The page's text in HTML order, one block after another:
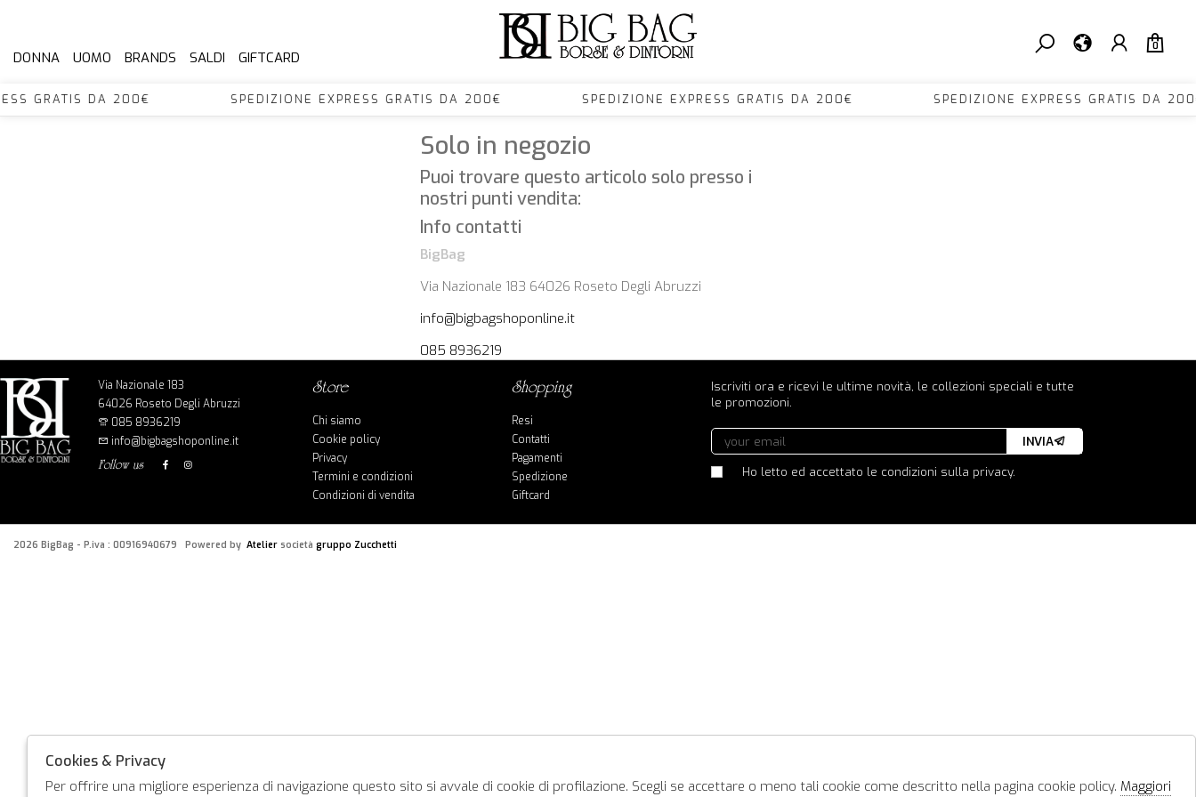
0
DONNA UOMO BRANDS SALDI GIFTCARD
GRATIS DA 200€ SPEDIZIONE EXPRESS GRATIS DA 200€ SPEDIZIONE EXPRESS GRATIS DA 200€ SPEDIZIONE EXPRESS
Solo in negozio
Puoi trovare questo articolo solo presso i
nostri punti vendita:
Info contatti
BigBag
Via Nazionale 183 64026 Roseto Degli Abruzzi
info@bigbagshoponline.it
085 8936219
Via Nazionale 183
64026 Roseto Degli Abruzzi
085 8936219
info@bigbagshoponline.it
follow us
store
Chi siamo
Cookie policy
Privacy
Termini e condizioni
Condizioni di vendita
shopping
Resi
Contatti
Pagamenti
Spedizione
Giftcard
Iscriviti ora e ricevi le ultime novità, le collezioni speciali e tutte
le promozioni.
Ho letto ed accettato le condizioni sulla privacy.
INVIA
2026 BigBag - P.iva : 00916940679 Powered by Atelier società gruppo Zucchetti
Cookies & Privacy
Per offrire una migliore esperienza di navigazione questo sito si avvale di cookie di profilazione. Scegli se accettare o meno tali cookie come descritto nella pagina cookie policy. Maggiori